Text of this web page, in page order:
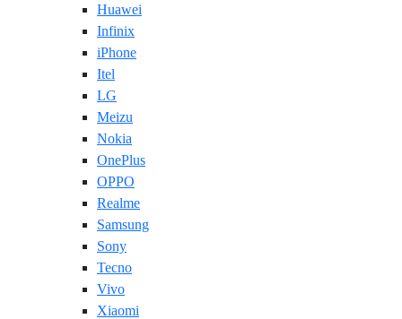
Huawei
Infinix
iPhone
Itel
LG
Meizu
Nokia
OnePlus
OPPO
Realme
Samsung
Sony
Tecno
Vivo
Xiaomi